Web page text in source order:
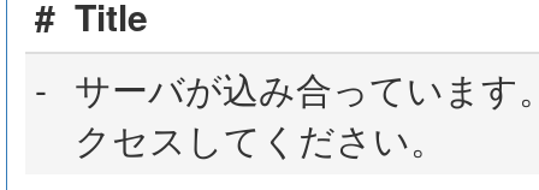
# Title
- サーバが込み合っていま
クセスしてください。